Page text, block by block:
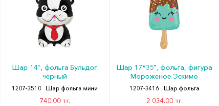
Шар 14", фольга Бульдог
чёрный
1207-3510 Шар фольга мини
740.00 тг.
Шар 17*35", фольга, фигура
Мороженое Эскимо
1207-3416 Шар фольга
2 034.00 тг.